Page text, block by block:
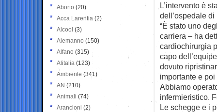
L’intervento è
dell’ospedale di
“È stato uno
carriera – ha
cardiochirurgia
capo
dovuto
importante e
Abbiamo
infermieristico.
Le schegge e i
Aborto (20)
Acca Larentia (2)
Alcool (3)
Alemanno (150)
Alfano (315)
Alitalia (123)
Ambiente (341)
AN (210)
Animali (74)
Arancioni (2)